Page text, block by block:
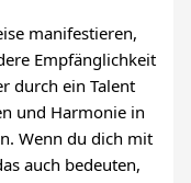
manifestieren,
Empfänglichkeit
durch ein Talent
und Harmonie in
Wenn du dich mit
auch bedeuten,